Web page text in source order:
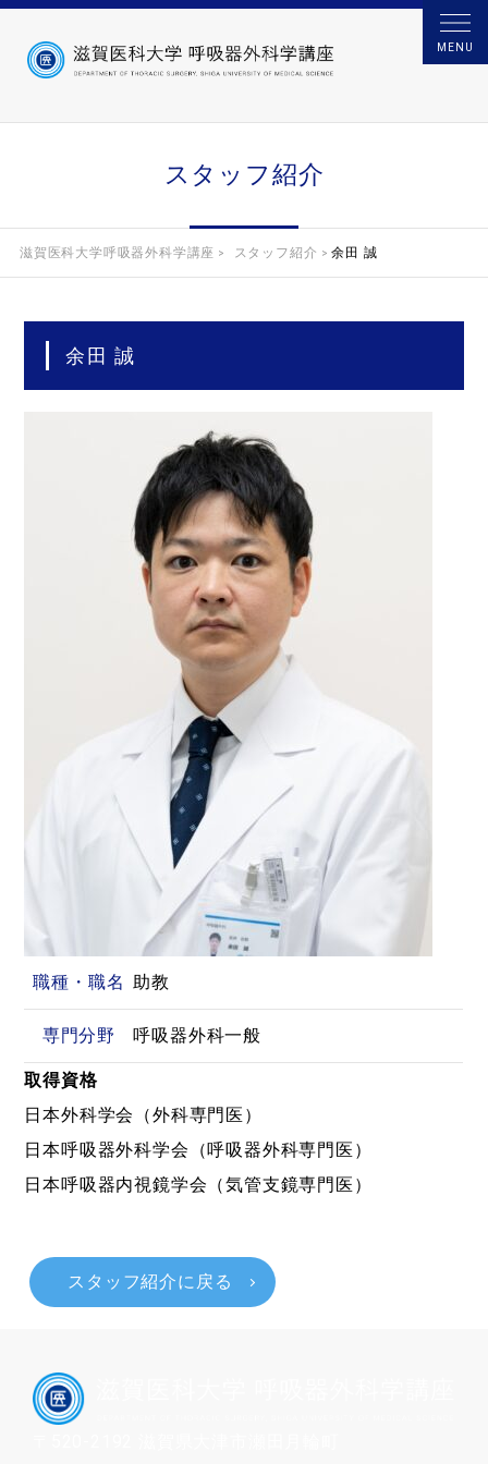
MENU
スタッフ紹介
滋賀医科大学呼吸器外科学講座 > スタッフ紹介 >余田 誠
余田 誠
職種・職名 助教
専門分野 呼吸器外科一般
取得資格
日本外科学会（外科専門医）
日本呼吸器外科学会（呼吸器外科専門医）
日本呼吸器内視鏡学会（気管支鏡専門医）
スタッフ紹介に戻る